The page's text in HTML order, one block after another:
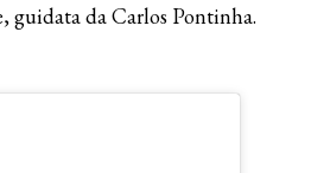
guidata da Carlos Pontinha.